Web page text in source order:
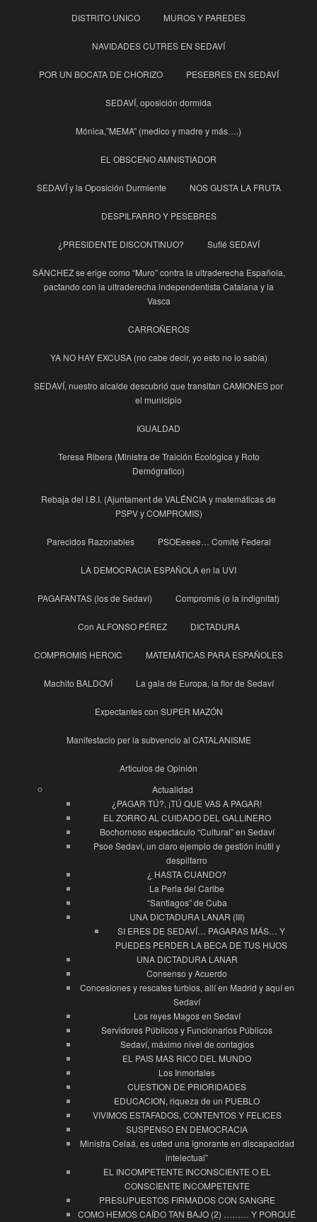
DISTRITO UNICO MUROS Y PAREDES
NAVIDADES CUTRES EN SEDAVÍ
POR UN BOCATA DE CHORIZO PESEBRES EN SEDAVÍ
SEDAVÍ, oposición dormida
Mónica,”MEMA” (medico y madre y más….)
EL OBSCENO AMNISTIADOR
SEDAVÍ y la Oposición Durmiente NOS GUSTA LA FRUTA
DESPILFARRO Y PESEBRES
¿PRESIDENTE DISCONTINUO? Suflé SEDAVÍ
SÁNCHEZ se erige como “Muro” contra la ultraderecha Española,
pactando con la ultraderecha independentista Catalana y la
Vasca
CARROÑEROS
YA NO HAY EXCUSA (no cabe decir, yo esto no lo sabía)
SEDAVÍ, nuestro alcalde descubrió que transitan CAMIONES por
el municipio
IGUALDAD
Teresa Ribera (Ministra de Traición Ecológica y Roto
Demógrafico)
Rebaja del I.B.I. (Ajuntament de VALÉNCIA y matemáticas de
PSPV y COMPROMIS)
Parecidos Razonables PSOEeeee… Comité Federal
LA DEMOCRACIA ESPAÑOLA en la UVI
PAGAFANTAS (los de Sedaví) Compromís (o la indignitat)
Con ALFONSO PÉREZ DICTADURA
COMPROMIS HEROIC MATEMÁTICAS PARA ESPAÑOLES
Machito BALDOVÍ La gala de Europa, la flor de Sedaví
Expectantes con SUPER MAZÓN
Manifestacio per la subvencio al CATALANISME
Articulos de Opinión
Actualidad
¿PAGAR TÚ?, ¡TÚ QUE VAS A PAGAR!
EL ZORRO AL CUIDADO DEL GALLINERO
Bochornoso espectáculo “Cultural” en Sedaví
Psoe Sedaví, un claro ejemplo de gestión inútil y
despilfarro
¿ HASTA CUANDO?
La Perla del Caribe
“Santiagos” de Cuba
UNA DICTADURA LANAR (III)
SI ERES DE SEDAVÍ… PAGARAS MÁS… Y
PUEDES PERDER LA BECA DE TUS HIJOS
UNA DICTADURA LANAR
Consenso y Acuerdo
Concesiones y rescates turbios, allí en Madrid y aquí en
Sedaví
Los reyes Magos en Sedaví
Servidores Públicos y Funcionarios Públicos
Sedaví, máximo nivel de contagios
EL PAIS MAS RICO DEL MUNDO
Los Inmortales
CUESTION DE PRIORIDADES
EDUCACION, riqueza de un PUEBLO
VIVIMOS ESTAFADOS, CONTENTOS Y FELICES
SUSPENSO EN DEMOCRACIA
Ministra Celaá, es usted una ignorante en discapacidad
intelectual”
EL INCOMPETENTE INCONSCIENTE O EL
CONSCIENTE INCOMPETENTE
PRESUPUESTOS FIRMADOS CON SANGRE
COMO HEMOS CAÍDO TAN BAJO (2) ……… Y PORQUÉ